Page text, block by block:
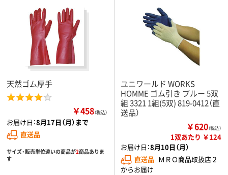
天然ゴム厚手
￥458（税込）
お届け日：8月17日（月）まで
直送品
サイズ・販売単位違いの商品が2商品ありま
す
ユニワールド WORKS
HOMME ゴム引き ブルー 5双
組 3321 1組(5双) 819-0412（直
送品）
￥620（税込）
1双あたり ￥124
お届け日：8月10日（月）
直送品 ＭＲＯ商品取扱店２
からお届け